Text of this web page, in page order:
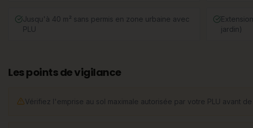
Jusqu'à 40 m² sans permis en zone urbaine avec
PLU
jardin)
Les points de vigilance
Vérifiez l'emprise au sol maximale autorisée par votre PLU avant